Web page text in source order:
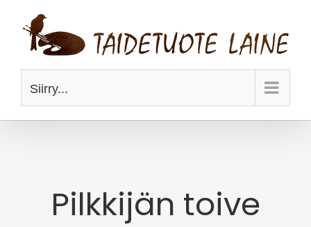
content
Siirry...
Pilkkijän toive